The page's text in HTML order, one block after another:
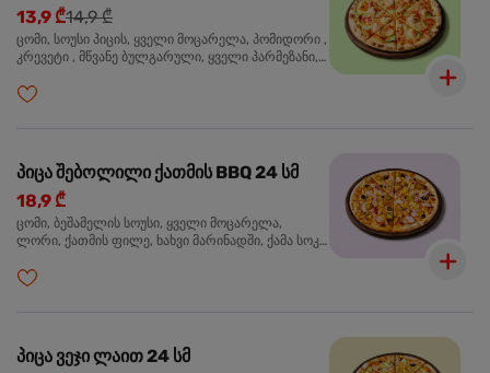
13,9 ₾14,9 ₾
ცომი, სოუსი პიცის, ყველი მოცარელა, პომიდორი ,
კრევეტი , მწვანე ბულგარული, ყველი პარმეზანი,
პიცა შებოლილი ქათმის BBQ 24 სმ
18,9 ₾
ცომი, ბეშამელის სოუსი, ყველი მოცარელა,
ლორი, ქათმის ფილე, ხახვი მარინადში, ქამა სოკო
პიცა ვეჯი ლაით 24 სმ